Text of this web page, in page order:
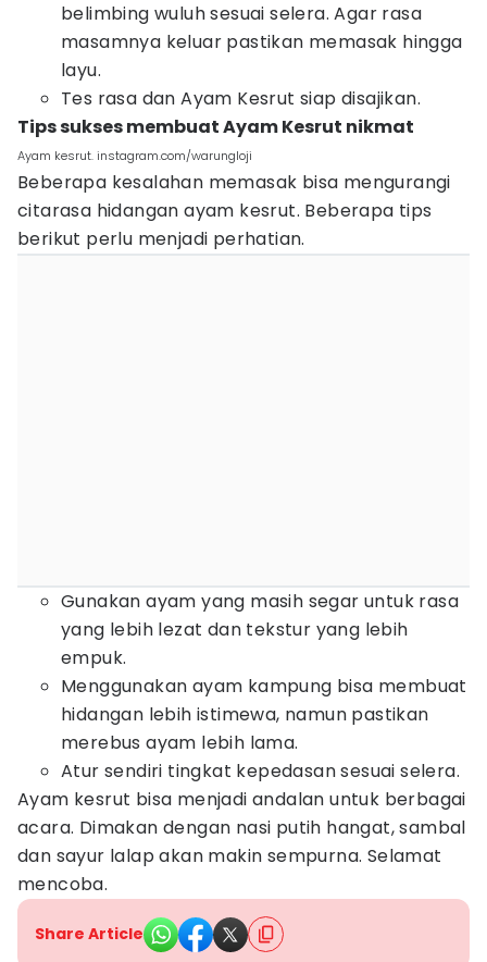
belimbing wuluh sesuai selera. Agar rasa
masamnya keluar pastikan memasak hingga
layu.
Tes rasa dan Ayam Kesrut siap disajikan.
Tips sukses membuat Ayam Kesrut nikmat
Ayam kesrut. instagram.com/warungloji
Beberapa kesalahan memasak bisa mengurangi
citarasa hidangan ayam kesrut. Beberapa tips
berikut perlu menjadi perhatian.
Gunakan ayam yang masih segar untuk rasa
yang lebih lezat dan tekstur yang lebih
empuk.
Menggunakan ayam kampung bisa membuat
hidangan lebih istimewa, namun pastikan
merebus ayam lebih lama.
Atur sendiri tingkat kepedasan sesuai selera.
Ayam kesrut bisa menjadi andalan untuk berbagai
acara. Dimakan dengan nasi putih hangat, sambal
dan sayur lalap akan makin sempurna. Selamat
mencoba.
Share Article